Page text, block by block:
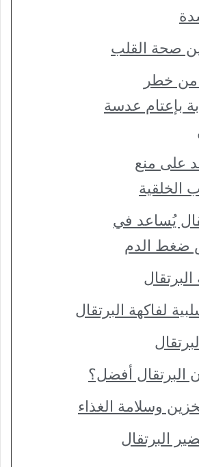
صحة القلب
من خطر
بإعتام عدسة
على منع
الخلقية
يُساعد في
الدم
لفاكهة البرتقال
البرتقال أفضل؟
وسلامة الغذاء
البرتقال